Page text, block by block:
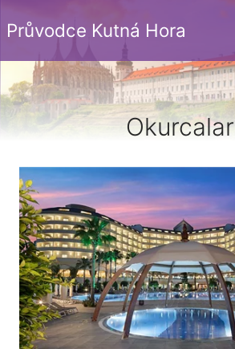
Průvodce Kutná Hora
Okurcalar